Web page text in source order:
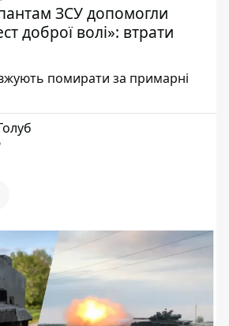
ЗСУ допомогли
доброї волі»: втрати
помирати за примарні